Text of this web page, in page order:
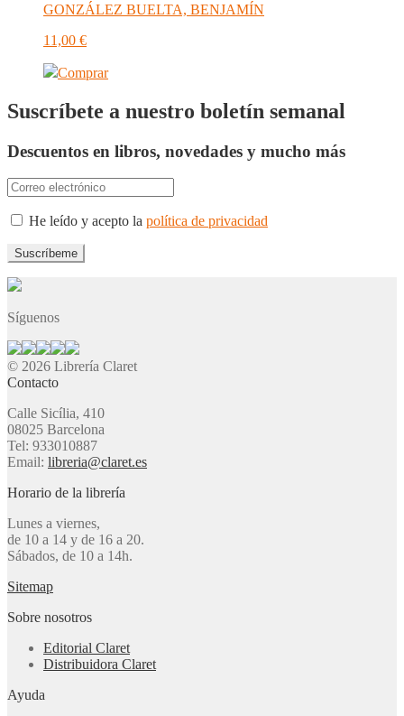
GONZÁLEZ BUELTA, BENJAMÍN
11,00 €
Comprar
Suscríbete a nuestro boletín semanal
Descuentos en libros, novedades y mucho más
He leído y acepto la política de privacidad
Síguenos
© 2026 Librería Claret
Contacto
Calle Sicília, 410
08025 Barcelona
Tel: 933010887
Email: libreria@claret.es
Horario de la librería
Lunes a viernes,
de 10 a 14 y de 16 a 20.
Sábados, de 10 a 14h.
Sitemap
Sobre nosotros
Editorial Claret
Distribuidora Claret
Ayuda